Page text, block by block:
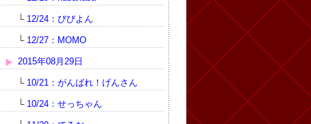
└ 12/24：びびよん
└ 12/27：MOMO
2015年08月29日
└ 10/21：がんばれ！げんさん
└ 10/24：せっちゃん